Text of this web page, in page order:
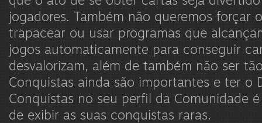
jogadores. Também não queremos forçar
trapacear ou usar programas que
jogos automaticamente para conseguir
desvalorizam, além de também não ser
Conquistas ainda são importantes e ter o
Conquistas no seu perfil da Comunidade
de exibir as suas conquistas raras.